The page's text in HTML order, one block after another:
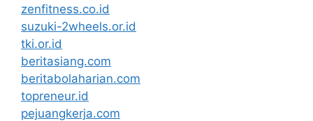
zenfitness.co.id
suzuki-2wheels.or.id
tki.or.id
beritasiang.com
beritabolaharian.com
topreneur.id
pejuangkerja.com